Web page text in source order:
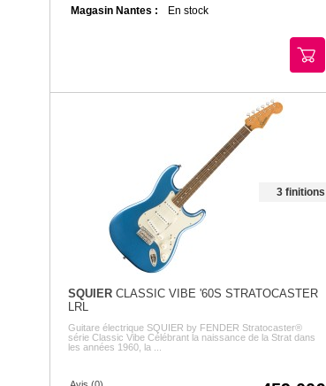
Magasin Nantes :
En stock
3 finitions
SQUIERCLASSIC VIBE '60S STRATOCASTER
LRL
Guitare électrique SQUIER by FENDER Stratocaster®
série Classic Vibe Célébrant la naissance de la Strat dans
les années 1960, la ...